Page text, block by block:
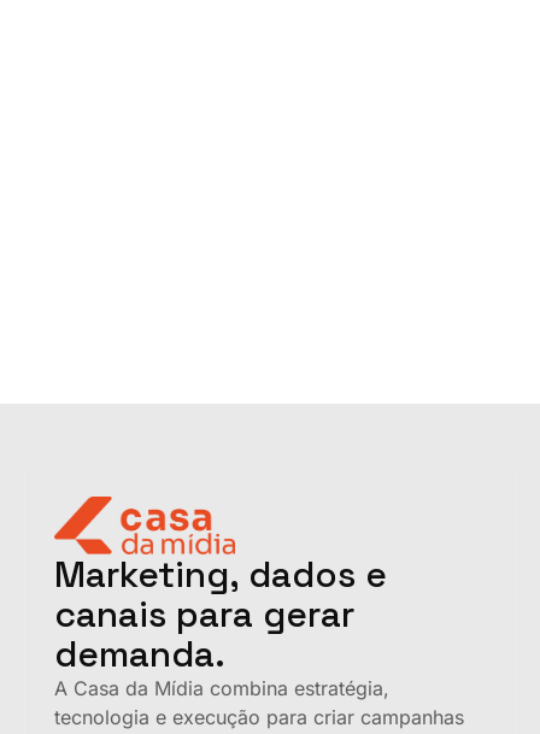
Marketing, dados e
canais para gerar
demanda.
A Casa da Mídia combina estratégia,
tecnologia e execução para criar campanhas